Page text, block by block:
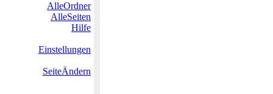
AlleOrdner
AlleSeiten
Hilfe
Einstellungen
SeiteÄndern